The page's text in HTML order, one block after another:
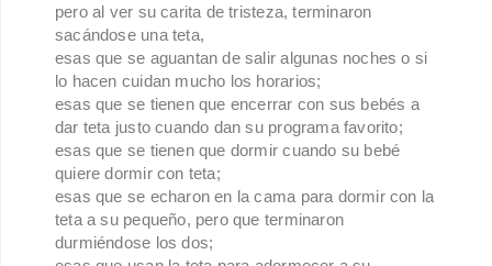
pero al ver su carita de tristeza, terminaron
sacándose una teta,
esas que se aguantan de salir algunas noches o si
lo hacen cuidan mucho los horarios;
esas que se tienen que encerrar con sus bebés a
dar teta justo cuando dan su programa favorito;
esas que se tienen que dormir cuando su bebé
quiere dormir con teta;
esas que se echaron en la cama para dormir con la
teta a su pequeño, pero que terminaron
durmiéndose los dos;